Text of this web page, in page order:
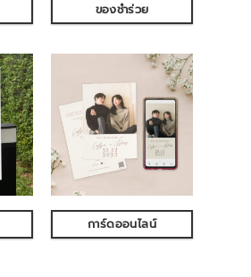
ของชำร่วย
การ์ดออนไลน์